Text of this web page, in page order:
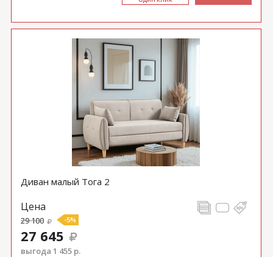
Диван малый Тога 2
Цена
29 100 -5%
27 645
выгода 1 455 р.